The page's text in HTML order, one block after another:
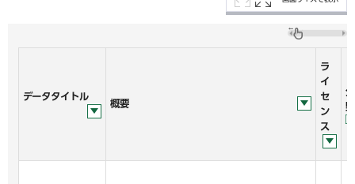
データタイトル
概要
ラ
イ
セ
ン
ス
分
野